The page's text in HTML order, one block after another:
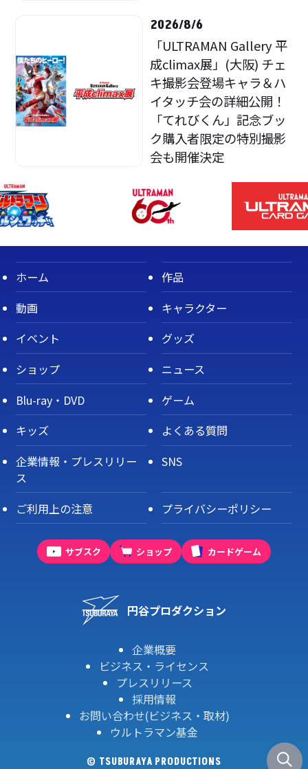
2026/8/6
「ULTRAMAN Gallery 平
成climax展」(大阪) チェ
キ撮影会登場キャラ＆ハ
イタッチ会の詳細公開！
「てれびくん」記念ブッ
ク購入者限定の特別撮影
会も開催決定
ホーム
作品
動画
キャラクター
イベント
グッズ
ショップ
ニュース
Blu-ray・DVD
ゲーム
キッズ
よくある質問
企業情報・プレスリリー
ス
SNS
ご利用上の注意 プライバシーポリシー
サブスク ショップ カードゲーム
円谷プロダクション
企業概要
ビジネス・ライセンス
プレスリリース
採用情報
お問い合わせ(ビジネス・取材)
ウルトラマン基金
© TSUBURAYA PRODUCTIONS